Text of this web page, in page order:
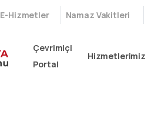
E-Hizmetler Namaz Vakitleri
Çevrimiçi
Portal
Hizmetlerimiz